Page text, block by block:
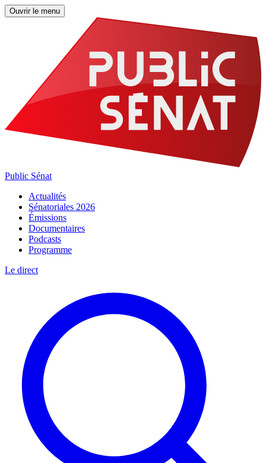
Ouvrir le menu
Public Sénat
Actualités
Sénatoriales 2026
Émissions
Documentaires
Podcasts
Programme
Le direct